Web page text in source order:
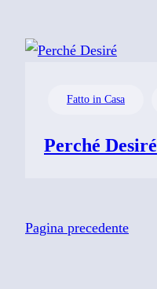
Fatto in Casa
Perché Desiré
Pagina precedente